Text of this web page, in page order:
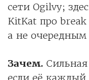
сети Ogilvy;
KitKat про
а не
Зачем.
если её